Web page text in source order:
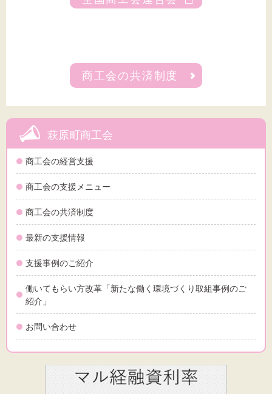
萩原町商工会
商工会の経営支援
商工会の支援メニュー
商工会の共済制度
最新の支援情報
支援事例のご紹介
働いてもらい方改革「新たな働く環境づくり取組事例のご
紹介」
お問い合わせ
商工会の共済制度